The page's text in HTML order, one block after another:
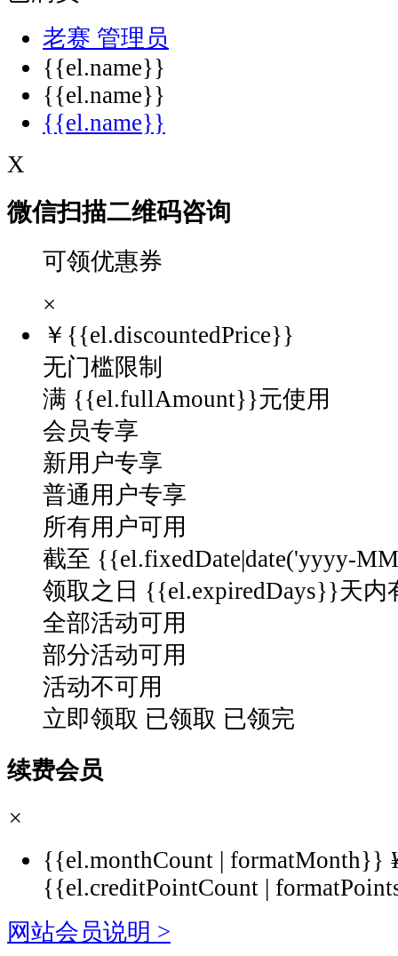
老赛 管理员
{{el.name}}
{{el.name}}
{{el.name}}
X
微信扫描二维码咨询
可领优惠券
×
￥ {{el.discountedPrice}}
无门槛限制
满 {{el.fullAmount}}元使用
会员专享
新用户专享
普通用户专享
所有用户可用
截至 {{el.fixedDate|date('yyyy-
领取之日 {{el.expiredDays}}天内
全部活动可用
部分活动可用
活动不可用
立即领取 已领取 已领完
续费会员
×
{{el.monthCount | formatMonth}}
{{el.creditPointCount |
网站会员说明 >